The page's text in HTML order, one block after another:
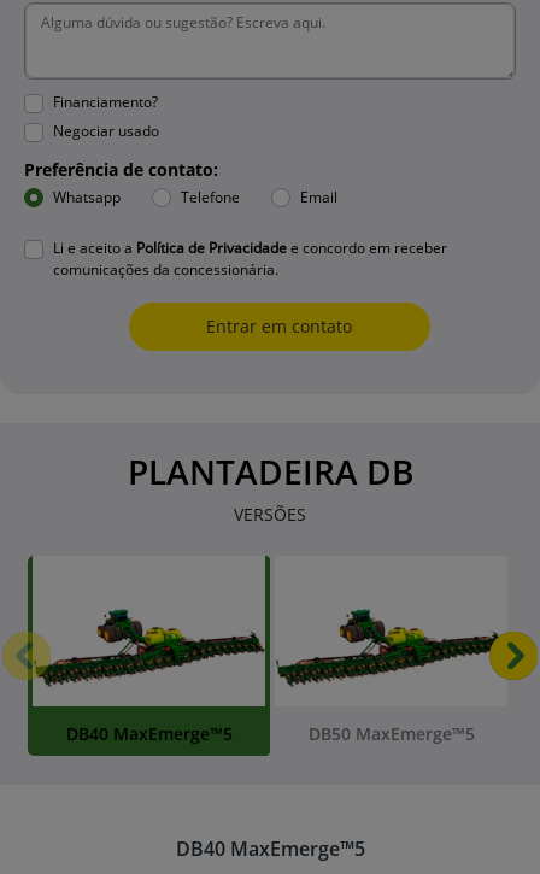
Financiamento?
Negociar usado
Preferência de contato:
Whatsapp Telefone Email
Li e aceito a Política de Privacidadee concordo em receber
comunicações da concessionária.
Entrar em contato
PLANTADEIRA DB
VERSÕES
DB40 MaxEmerge™5 DB50 MaxEmerge™5
Anterior
DB40 MaxEmerge™5